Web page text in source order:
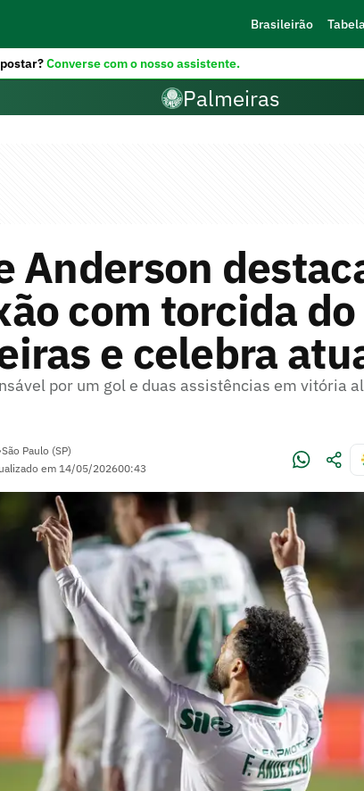
Brasileirão
Converse com o nosso assistente.
Palmeiras
Anderson
com torcida do
e celebra
por um gol e duas assistências em vitória
São Paulo (SP)
em 14/05/202600:43